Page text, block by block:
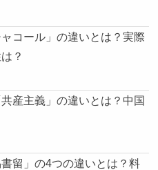
ャコール」の違いとは？実際
？
共産主義」の違いとは？中国
書留」の4つの違いとは？料